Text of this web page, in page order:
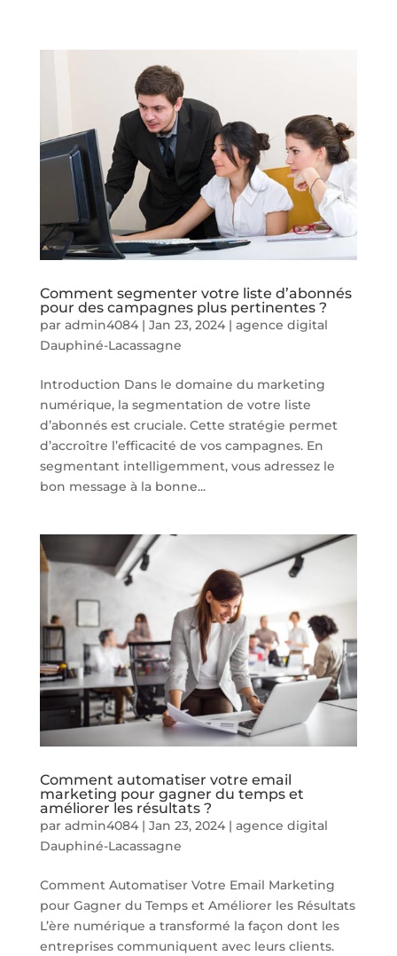
Comment segmenter votre liste d’abonnés
pour des campagnes plus pertinentes ?
par admin4084| Jan 23, 2024| agence digital
Dauphiné-Lacassagne
Introduction Dans le domaine du marketing
numérique, la segmentation de votre liste
d’abonnés est cruciale. Cette stratégie permet
d’accroître l’efficacité de vos campagnes. En
segmentant intelligemment, vous adressez le
bon message à la bonne...
Comment automatiser votre email
marketing pour gagner du temps et
améliorer les résultats ?
par admin4084| Jan 23, 2024| agence digital
Dauphiné-Lacassagne
Comment Automatiser Votre Email Marketing
pour Gagner du Temps et Améliorer les Résultats
L’ère numérique a transformé la façon dont les
entreprises communiquent avec leurs clients.